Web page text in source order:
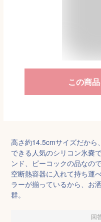
この商
高さ約14.5cmサイズだから
できる人気のシリコン氷嚢
ンド、ピーコックの品なの
空断熱容器に入れて持ち運
ラーが揃っているから、お
群。
回